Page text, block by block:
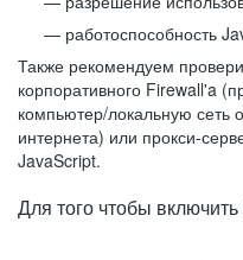
работоспособность
Также рекомендуем
корпоративного Firewall'a
компьютер/локальную сеть
интернета) или прокси-
JavaScript.
Для того чтобы